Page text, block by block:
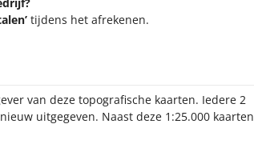
tijdens het afrekenen.
van deze topografische kaarten. Iedere 2
uitgegeven. Naast deze 1:25.000 kaarten